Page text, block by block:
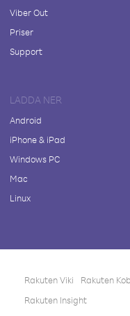
Viber Out
Priser
Support
LADDA NER
Android
iPhone & iPad
Windows PC
Mac
Linux
Rakuten Viki Rakuten
Rakuten Insight